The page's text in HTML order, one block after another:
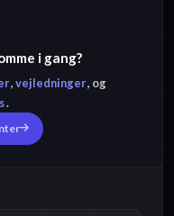
i gang?
,vejledninger, og
.